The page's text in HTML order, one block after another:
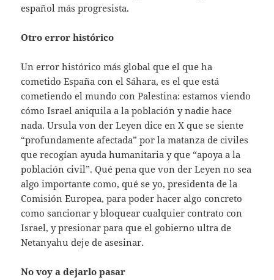
español más progresista.
Otro error histórico
Un error histórico más global que el que ha
cometido España con el Sáhara, es el que está
cometiendo el mundo con Palestina: estamos viendo
cómo Israel aniquila a la población y nadie hace
nada. Ursula von der Leyen dice en X que se siente
“profundamente afectada” por la matanza de civiles
que recogían ayuda humanitaria y que “apoya a la
población civil”. Qué pena que von der Leyen no sea
algo importante como, qué se yo, presidenta de la
Comisión Europea, para poder hacer algo concreto
como sancionar y bloquear cualquier contrato con
Israel, y presionar para que el gobierno ultra de
Netanyahu deje de asesinar.
No voy a dejarlo pasar